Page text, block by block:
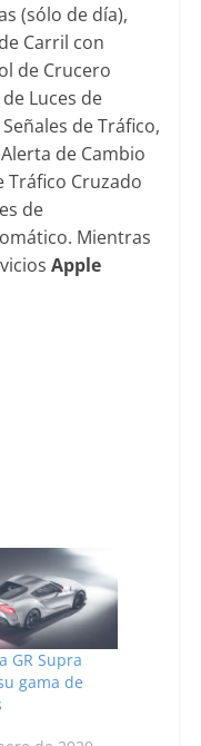
(sólo de día),
Carril con
de Crucero
Luces de
de Tráfico,
de Cambio
Tráfico Cruzado
de
Mientras
Apple
GR Supra
gama de